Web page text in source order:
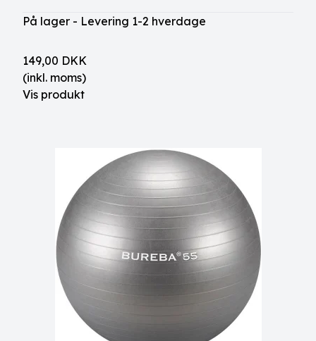
På lager - Levering 1-2 hverdage
149,00 DKK
(inkl. moms)
Vis produkt